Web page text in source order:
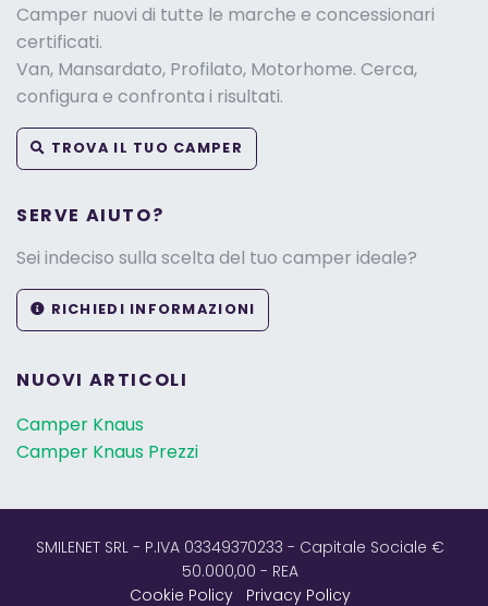
Camper nuovi di tutte le marche e concessionari
certificati.
Van, Mansardato, Profilato, Motorhome. Cerca,
configura e confronta i risultati.
TROVA IL TUO CAMPER
SERVE AIUTO?
Sei indeciso sulla scelta del tuo camper ideale?
RICHIEDI INFORMAZIONI
NUOVI ARTICOLI
Camper Knaus
Camper Knaus Prezzi
SMILENET SRL - P.IVA 03349370233 - Capitale Sociale €
50.000,00 - REA
Cookie Policy
Privacy Policy